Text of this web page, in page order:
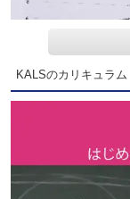
KALSのカリキュラム